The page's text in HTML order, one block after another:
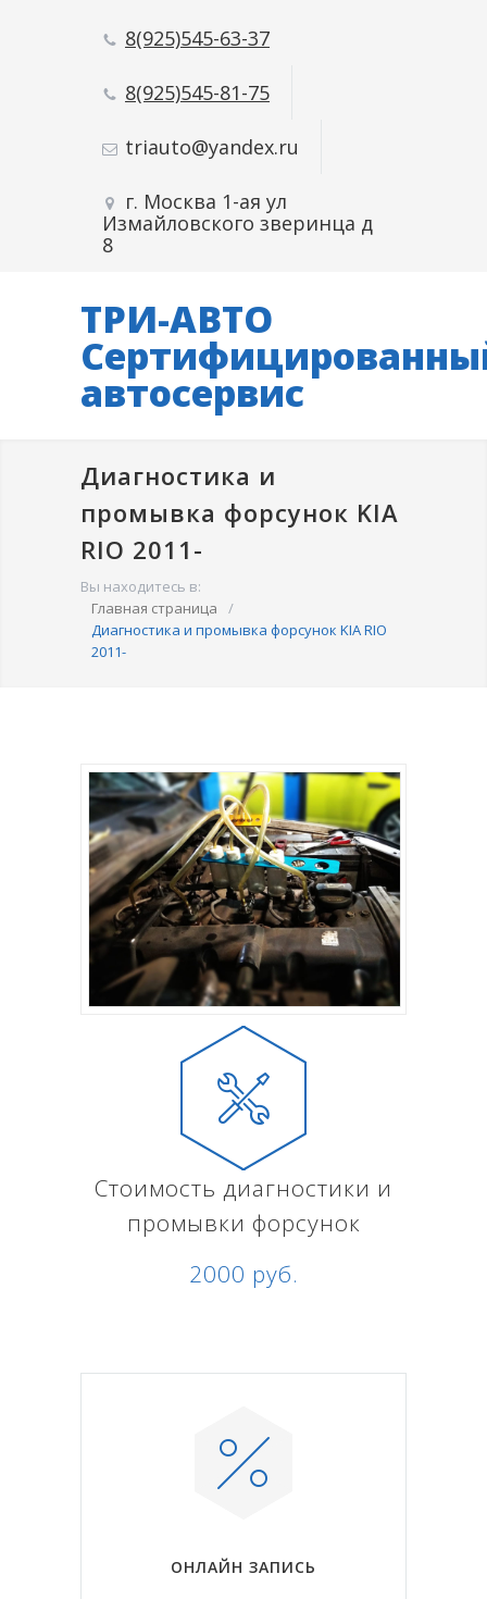
8(925)545-63-37
8(925)545-81-75
triauto@yandex.ru
г. Москва 1-ая ул
Измайловского зверинца д
8
ТРИ-АВТО
автосервис
Диагностика и
промывка форсунок KIA
RIO 2011-
Вы находитесь в:
Главная страница
/
Диагностика и промывка форсунок KIA RIO
2011-
Стоимость диагностики и
промывки форсунок
2000 руб.
ОНЛАЙН ЗАПИСЬ